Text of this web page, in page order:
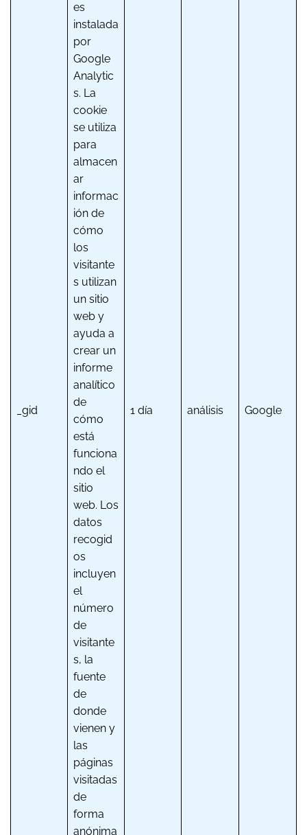
_gid
es
instalada
por
Google
Analytic
s. La
cookie
se utiliza
para
almacen
ar
informac
ión de
cómo
los
visitante
s utilizan
un sitio
web y
ayuda a
crear un
informe
analítico
de
cómo
está
funciona
ndo el
sitio
web. Los
datos
recogid
os
incluyen
el
número
de
visitante
s, la
fuente
de
donde
vienen y
las
páginas
visitadas
de
forma
anónima
1 día análisis Google